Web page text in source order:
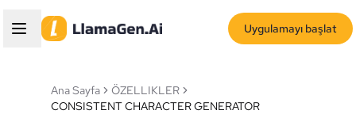
Uygulamayı başlat
Ana Sayfa
ÖZELLIKLER
CONSISTENT CHARACTER GENERATOR